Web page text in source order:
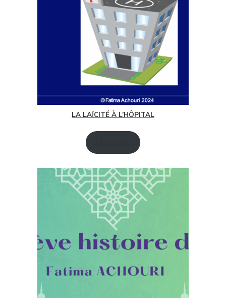
LA LAÏCITÉ À L’HÔPITAL